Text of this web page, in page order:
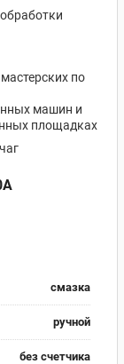
по
машин и
площадках
смазка
ручной
без счетчика